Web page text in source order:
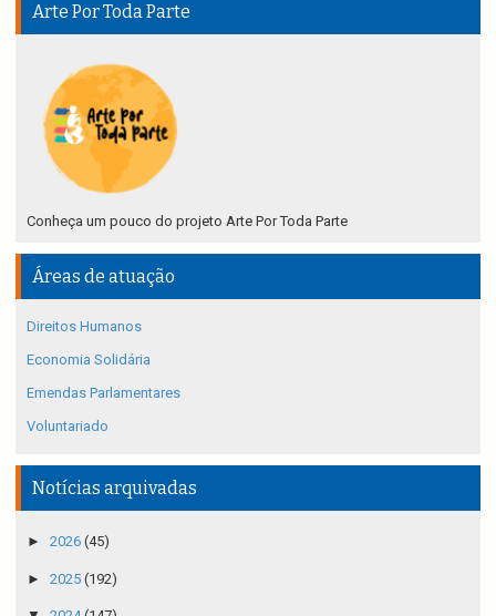
Arte Por Toda Parte
Conheça um pouco do projeto Arte Por Toda Parte
Áreas de atuação
Direitos Humanos
Economia Solidária
Emendas Parlamentares
Voluntariado
Notícias arquivadas
► 2026 (45)
► 2025 (192)